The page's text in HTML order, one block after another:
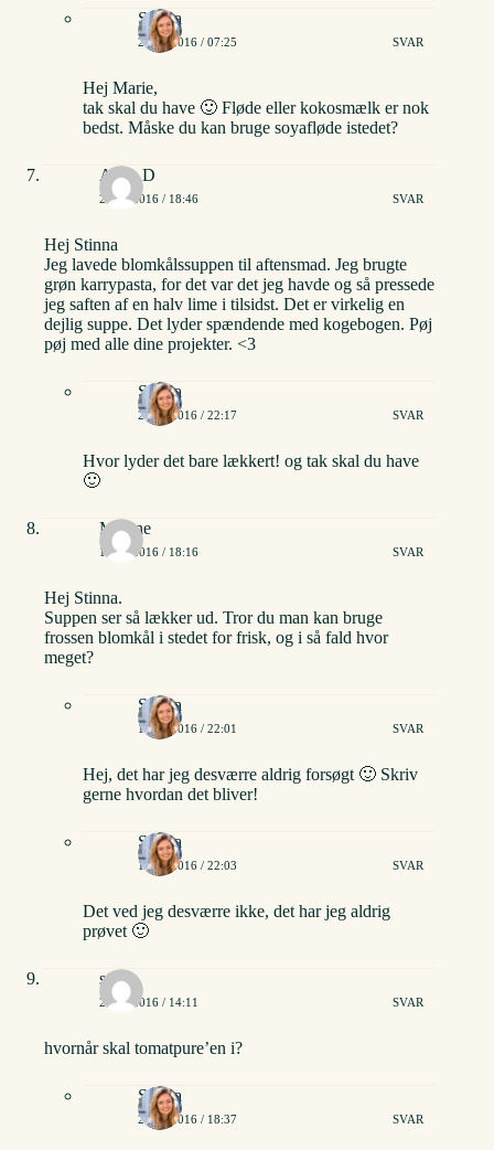
Stinna
21/04/2016 / 07:25 SVAR
Hej Marie,
tak skal du have 🙂 Fløde eller kokosmælk er nok
bedst. Måske du kan bruge soyafløde istedet?
Anna D
26/10/2016 / 18:46 SVAR
Hej Stinna
Jeg lavede blomkålssuppen til aftensmad. Jeg brugte
grøn karrypasta, for det var det jeg havde og så pressede
jeg saften af en halv lime i tilsidst. Det er virkelig en
dejlig suppe. Det lyder spændende med kogebogen. Pøj
pøj med alle dine projekter. <3
Stinna
26/10/2016 / 22:17 SVAR
Hvor lyder det bare lækkert! og tak skal du have
🙂
Malene
12/11/2016 / 18:16 SVAR
Hej Stinna.
Suppen ser så lækker ud. Tror du man kan bruge
frossen blomkål i stedet for frisk, og i så fald hvor
meget?
Stinna
12/11/2016 / 22:01 SVAR
Hej, det har jeg desværre aldrig forsøgt 🙂 Skriv
gerne hvordan det bliver!
Stinna
12/11/2016 / 22:03 SVAR
Det ved jeg desværre ikke, det har jeg aldrig
prøvet 🙂
stine
29/11/2016 / 14:11 SVAR
hvornår skal tomatpure’en i?
Stinna
29/11/2016 / 18:37 SVAR